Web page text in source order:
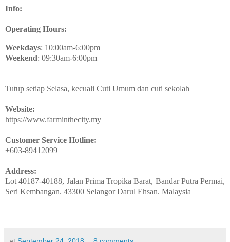
Info:
Operating Hours:
Weekdays: 10:00am-6:00pm
Weekend: 09:30am-6:00pm
Tutup setiap Selasa, kecuali Cuti Umum dan cuti sekolah
Website:
https://www.farminthecity.my
Customer Service Hotline:
+603-89412099
Address:
Lot 40187-40188, Jalan Prima Tropika Barat, Bandar Putra Permai,
Seri Kembangan. 43300 Selangor Darul Ehsan. Malaysia